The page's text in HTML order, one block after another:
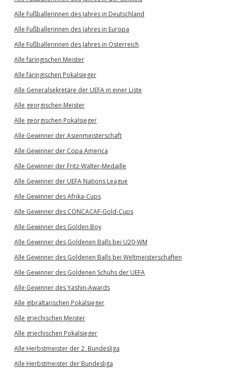
Alle Fußballerinnen des Jahres in Deutschland
Alle Fußballerinnen des Jahres in Europa
Alle Fußballerinnen des Jahres in Österreich
Alle färingischen Meister
Alle färingischen Pokalsieger
Alle Generalsekretäre der UEFA in einer Liste
Alle georgischen Meister
Alle georgischen Pokalsieger
Alle Gewinner der Asienmeisterschaft
Alle Gewinner der Copa America
Alle Gewinner der Fritz-Walter-Medaille
Alle Gewinner der UEFA Nations League
Alle Gewinner des Afrika-Cups
Alle Gewinner des CONCACAF-Gold-Cups
Alle Gewinner des Golden Boy
Alle Gewinner des Goldenen Balls bei U20-WM
Alle Gewinner des Goldenen Balls bei Weltmeisterschaften
Alle Gewinner des Goldenen Schuhs der UEFA
Alle Gewinner des Yashin-Awards
Alle gibraltarischen Pokalsieger
Alle griechischen Meister
Alle griechischen Pokalsieger
Alle Herbstmeister der 2. Bundesliga
Alle Herbstmeister der Bundesliga